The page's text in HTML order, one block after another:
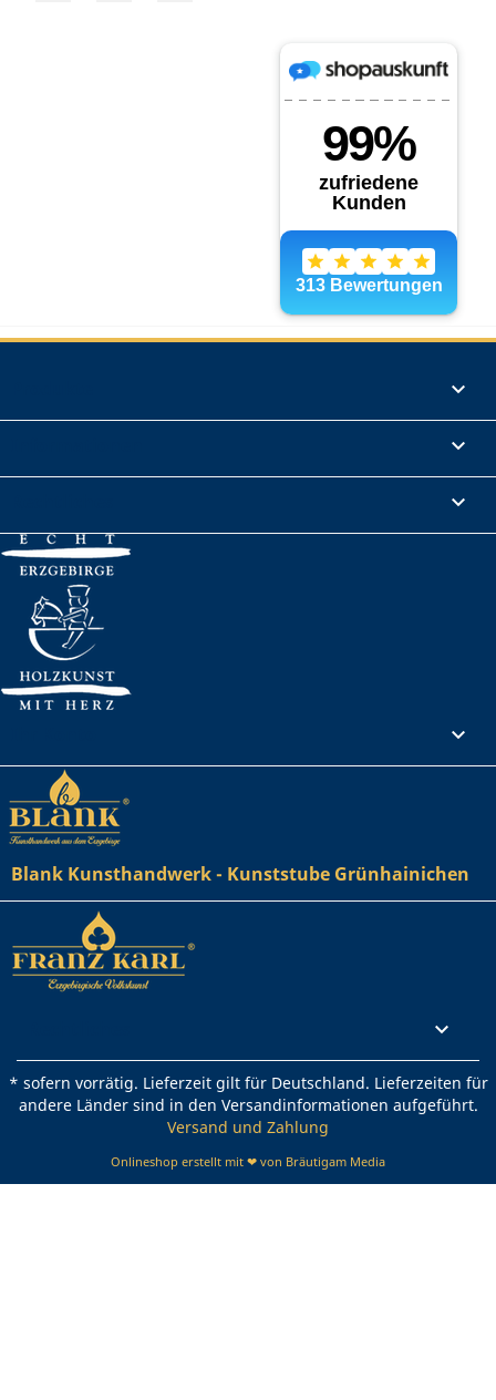




Blank Kunsthandwerk - Kunststube Grünhainichen

* sofern vorrätig. Lieferzeit gilt für Deutschland. Lieferzeiten für
andere Länder sind in den Versandinformationen aufgeführt.
Versand und Zahlung
Onlineshop erstellt mit ❤ von Bräutigam Media